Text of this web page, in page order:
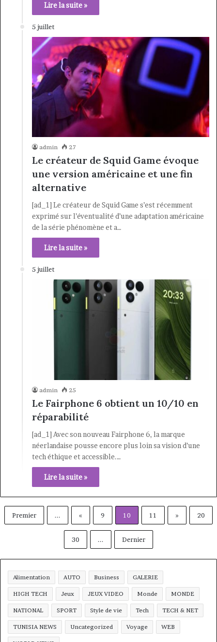
Lire la suite »
5 juillet
admin 27
Le créateur de Squid Game évoque
une version américaine et une fin
alternative
[ad_1] Le créateur de Squid Game s’est récemment
exprimé sur l’éventualité d’une adaptation américaine
de la série phénomène et a…
Lire la suite »
5 juillet
admin 25
Le Fairphone 6 obtient un 10/10 en
réparabilité
[ad_1] Avec son nouveau Fairphone 6, la marque
néerlandaise pousse encore plus loin sa vision d’une
tech éthique et accessible.…
Lire la suite »
Premier ... « 9 10 11 » 20
30 ... Dernier
Alimentation AUTO Business GALERIE
HIGH TECH Jeux JEUX VIDEO Monde MONDE
NATIONAL SPORT Style de vie Tech TECH & NET
TUNISIA NEWS Uncategorized Voyage WEB